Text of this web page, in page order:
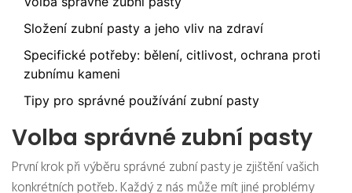
Složení zubní pasty a jeho vliv na zdraví
Specifické potřeby: bělení, citlivost, ochrana proti
zubnímu kameni
Tipy pro správné používání zubní pasty
Volba správné zubní pasty
První krok při výběru správné zubní pasty je zjištění vašich
konkrétních potřeb. Každý z nás může mít jiné problémy